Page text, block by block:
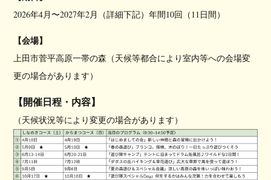
2026年4月〜2027年2月（詳細下記）年間10回（11日間）
【会場】
上田市菅平高原一帯の森（天候等都合により室内等への会場変
更の場合があります）
【開催日程・内容】
（天候状況等により変更の場合があります）